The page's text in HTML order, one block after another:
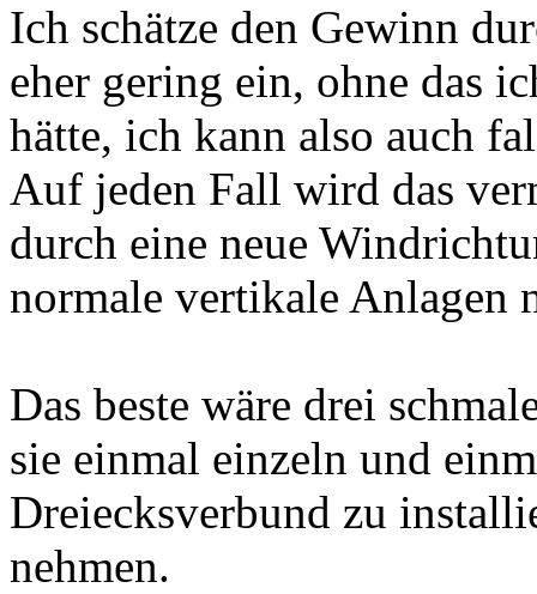
Ich schätze den Gewinn
eher gering ein, ohne das
hätte, ich kann also auch
Auf jeden Fall wird das
durch eine neue
normale vertikale Anlagen
Das beste wäre drei
sie einmal einzeln und
Dreiecksverbund zu
nehmen.